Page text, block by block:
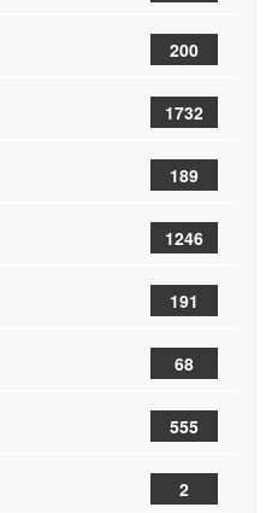
200
1732
189
1246
191
68
555
2